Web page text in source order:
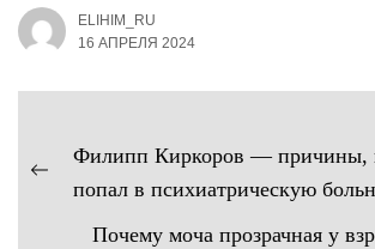
ELIHIM_RU
16 АПРЕЛЯ 2024
Навигация
по
записям
Предыдущая
Филипп Киркоров — причины,
попал в психиатрическую
Почему моча прозрачная у